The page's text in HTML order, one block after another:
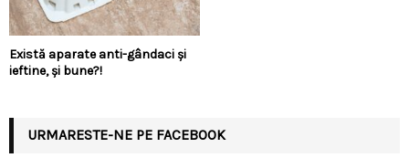
Există aparate anti-gândaci și
ieftine, și bune?!
URMARESTE-NE PE FACEBOOK